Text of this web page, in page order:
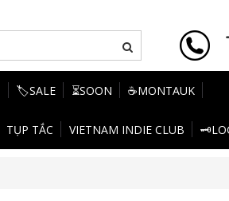
🏷️SALE ⏳SOON ☕MONTAUK
TỤP TẮC VIETNAM INDIE CLUB